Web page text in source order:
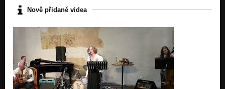
Nově přidané videa